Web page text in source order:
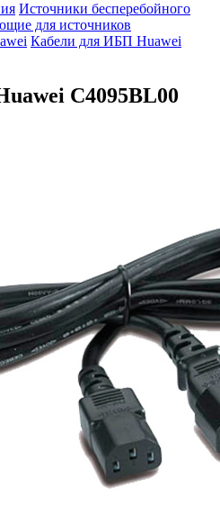
Источники бесперебойного
для источников
Кабели для ИБП Huawei
C4095BL00